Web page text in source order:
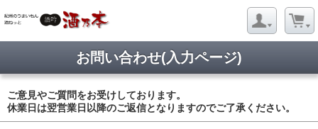
お問い合わせ(入力ページ)
ご意見やご質問をお受けしております。
休業日は翌営業日以降のご返信となりますのでご了承ください。